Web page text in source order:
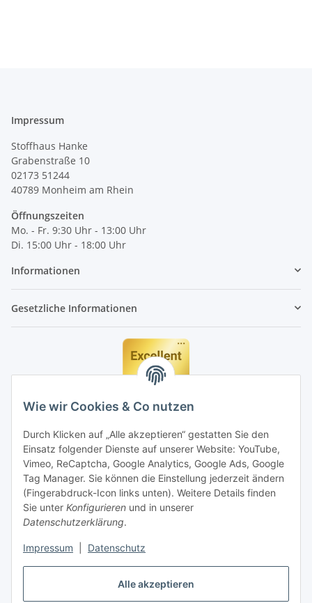
Alle akzeptieren
Wie wir Cookies & Co nutzen
Durch Klicken auf „Alle akzeptieren“ gestatten Sie den
Einsatz folgender Dienste auf unserer Website: YouTube,
Vimeo, ReCaptcha, Google Analytics, Google Ads, Google
Tag Manager. Sie können die Einstellung jederzeit ändern
(Fingerabdruck-Icon links unten). Weitere Details finden
Sie unter Konfigurieren und in unserer
Datenschutzerklärung.
Impressum Datenschutz
Impressum
Stoffhaus Hanke
Grabenstraße 10
02173 51244
40789 Monheim am Rhein
Öffnungszeiten
Mo. - Fr. 9:30 Uhr - 13:00 Uhr
Di. 15:00 Uhr - 18:00 Uhr
Informationen
Gesetzliche Informationen